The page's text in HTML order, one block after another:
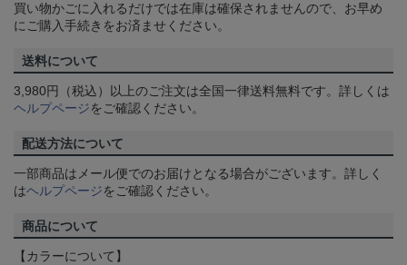
買い物かごに入れるだけでは在庫は確保されませんので、お早め
にご購入手続きをお済ませください。
送料について
3,980円（税込）以上のご注文は全国一律送料無料です。詳しくは
ヘルプページをご確認ください。
配送方法について
一部商品はメール便でのお届けとなる場合がございます。詳しく
はヘルプページをご確認ください。
商品について
【カラーについて】